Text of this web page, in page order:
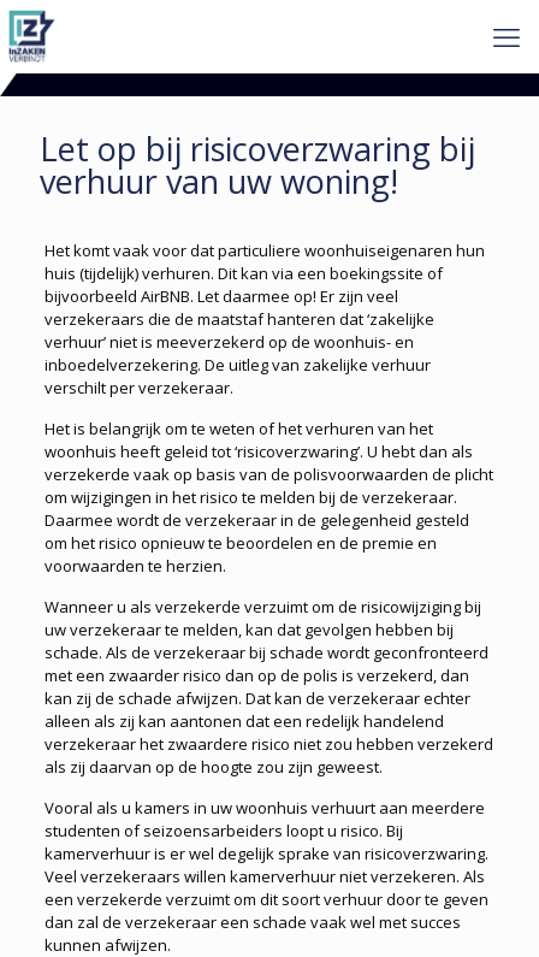
Let op bij risicoverzwaring bij
verhuur van uw woning!
Het komt vaak voor dat particuliere woonhuiseigenaren hun
huis (tijdelijk) verhuren. Dit kan via een boekingssite of
bijvoorbeeld AirBNB. Let daarmee op! Er zijn veel
verzekeraars die de maatstaf hanteren dat ‘zakelijke
verhuur’ niet is meeverzekerd op de woonhuis- en
inboedelverzekering. De uitleg van zakelijke verhuur
verschilt per verzekeraar.
Het is belangrijk om te weten of het verhuren van het
woonhuis heeft geleid tot ‘risico­verzwaring’. U hebt dan als
verzekerde vaak op basis van de polisvoorwaarden de plicht
om wijzigingen in het risico te melden bij de verzekeraar.
Daarmee wordt de verzekeraar in de gelegenheid gesteld
om het risico opnieuw te beoordelen en de premie en
voorwaarden te herzien.
Wanneer u als verzekerde verzuimt om de risicowijziging bij
uw verzekeraar te melden, kan dat gevolgen hebben bij
schade. Als de verzekeraar bij schade wordt geconfronteerd
met een zwaarder risico dan op de polis is verzekerd, dan
kan zij de schade afwijzen. Dat kan de verzekeraar echter
alleen als zij kan aantonen dat een redelijk handelend
verzekeraar het zwaardere risico niet zou hebben verzekerd
als zij daarvan op de hoogte zou zijn geweest.
Vooral als u kamers in uw woonhuis verhuurt aan meerdere
studenten of seizoensarbeiders loopt u risico. Bij
kamerverhuur is er wel degelijk sprake van risicoverzwaring.
Veel verzekeraars willen kamerverhuur niet verzekeren. Als
een verzekerde verzuimt om dit soort verhuur door te geven
dan zal de verzekeraar een schade vaak wel met succes
kunnen afwijzen.